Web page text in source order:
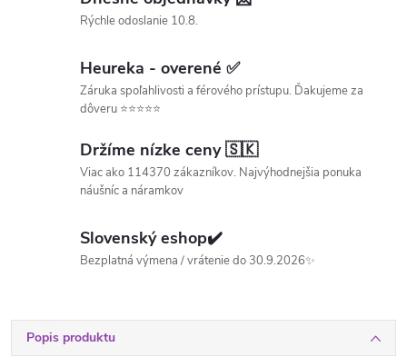
Rýchle odoslanie 10.8.
Heureka - overené ✅
Záruka spoľahlivosti a férového prístupu. Ďakujeme za
dôveru ⭐⭐⭐⭐⭐
Držíme nízke ceny 🇸🇰
Viac ako 114370 zákazníkov. Najvýhodnejšia ponuka
náušníc a náramkov
Slovenský eshop✔️
Bezplatná výmena / vrátenie do 30.9.2026✨
Popis produktu